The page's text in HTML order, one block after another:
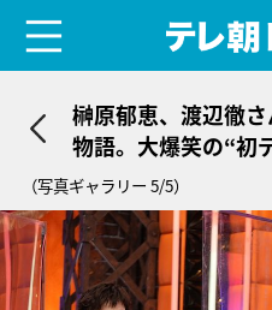
榊原郁恵、渡辺徹
物語。大爆笑の“初
（写真ギャラリー 5/5）